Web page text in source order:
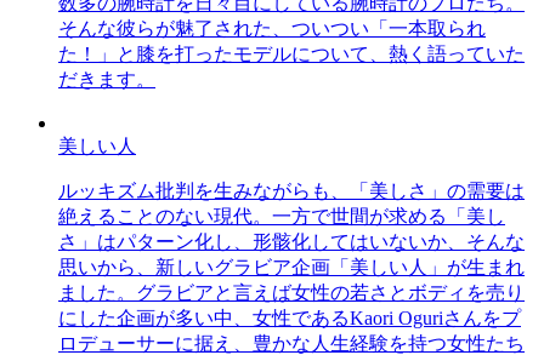
そんな彼らが魅了された、ついつい「一本取られ
た！」と膝を打ったモデルについて、熱く語っていた
だきます。
美しい人
ルッキズム批判を生みながらも、「美しさ」の需要は
絶えることのない現代。一方で世間が求める「美し
さ」はパターン化し、形骸化してはいないか、そんな
思いから、新しいグラビア企画「美しい人」が生まれ
ました。グラビアと言えば女性の若さとボディを売り
にした企画が多い中、女性であるKaori Oguriさんをプ
ロデューサーに据え、豊かな人生経験を持つ女性たち